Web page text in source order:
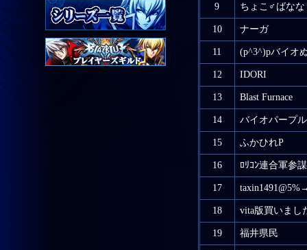
9 ちょこ♂ばなな
10 ナーガ
11 (p^3^)pバイオ
12 IDORI
13 Blast Furnace
14 バイオパープ
15 ふかひれP
16 ﾛﾘｺﾝ連合軍参
17
18 vita版買いまし
19 福井県民